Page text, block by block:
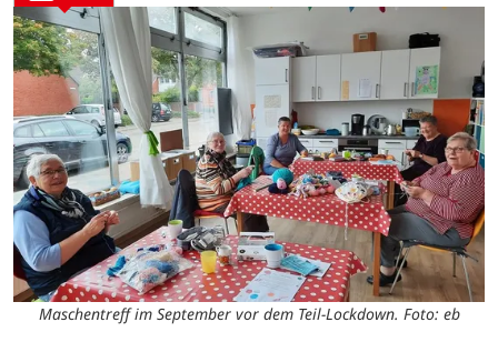
Maschentreff im September vor dem Teil-Lockdown. Foto: eb